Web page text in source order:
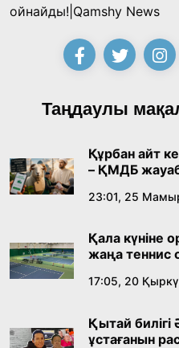
Қазақ тіліндегі «құт»
09:21, 21 Шілде 2026
Абайдың адам
көзқарастарының
18:59, 20 Шілде 2026
Жасанды интеллект:
18:16, 20 Шілде 2026
Ұлттық архивтің
17:09, 20 Шілде 2026
ойнайды!|Qamshy News
Таңдаулы
Құрбан айт
– ҚМДБ
23:01, 25
Қала күніне
жаңа
17:05, 20
Қытай билігі
ұстағанын